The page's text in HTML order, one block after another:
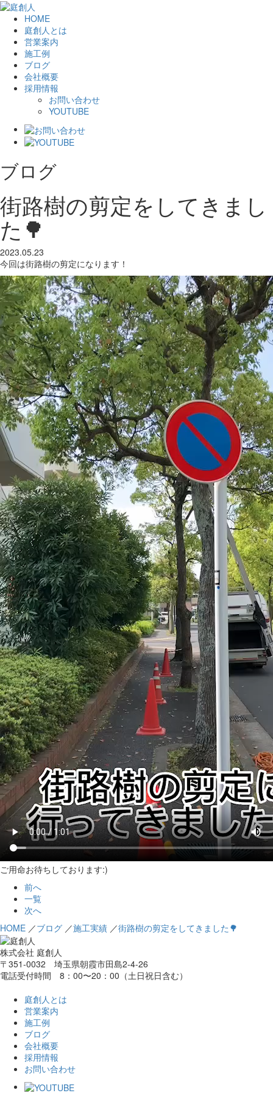
HOME
庭創人とは
営業案内
施工例
ブログ
会社概要
採用情報
お問い合わせ
YOUTUBE
ブログ
街路樹の剪定をしてきまし
た🌳
2023.05.23
今回は街路樹の剪定になります！
ご用命お待ちしております:)
前へ
一覧
次へ
HOME ／ブログ ／施工実績 ／街路樹の剪定をしてきました🌳
株式会社 庭創人
〒351-0032 埼玉県朝霞市田島2-4-26
電話受付時間 8：00〜20：00（土日祝日含む）
庭創人とは
営業案内
施工例
ブログ
会社概要
採用情報
お問い合わせ